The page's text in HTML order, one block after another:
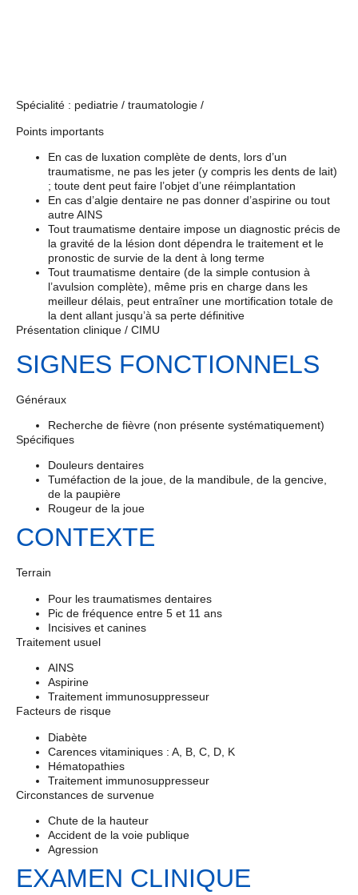
Spécialité : pediatrie / traumatologie /
Points importants
En cas de luxation complète de dents, lors d’un
traumatisme, ne pas les jeter (y compris les dents de lait)
; toute dent peut faire l’objet d’une réimplantation
En cas d’algie dentaire ne pas donner d’aspirine ou tout
autre AINS
Tout traumatisme dentaire impose un diagnostic précis de
la gravité de la lésion dont dépendra le traitement et le
pronostic de survie de la dent à long terme
Tout traumatisme dentaire (de la simple contusion à
l’avulsion complète), même pris en charge dans les
meilleur délais, peut entraîner une mortification totale de
la dent allant jusqu’à sa perte définitive
Présentation clinique / CIMU
SIGNES FONCTIONNELS
Généraux
Recherche de fièvre (non présente systématiquement)
Spécifiques
Douleurs dentaires
Tuméfaction de la joue, de la mandibule, de la gencive,
de la paupière
Rougeur de la joue
CONTEXTE
Terrain
Pour les traumatismes dentaires
Pic de fréquence entre 5 et 11 ans
Incisives et canines
Traitement usuel
AINS
Aspirine
Traitement immunosuppresseur
Facteurs de risque
Diabète
Carences vitaminiques : A, B, C, D, K
Hématopathies
Traitement immunosuppresseur
Circonstances de survenue
Chute de la hauteur
Accident de la voie publique
Agression
EXAMEN CLINIQUE